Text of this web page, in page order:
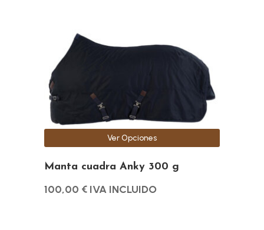
Manta cuadra Anky 300 g
100,00 € IVA INCLUIDO
Ver Opciones
opciones
pueden
elegir
en
la
página
de